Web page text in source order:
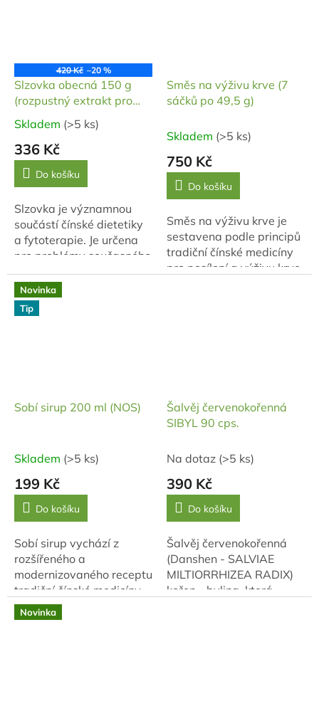
420 Kč –20 %
Slzovka obecná 150 g
(rozpustný extrakt pro
přípravu nápoje)
Průměrné
hodnocení
produktu
5,0
z
5
hvězdiček.
Skladem (>5 ks)
336 Kč
Do košíku
Slzovka je významnou
součástí čínské dietetiky
a fytoterapie. Je určena
pro problémy současného
člověka. Snižuje negativní
vliv nedostatku pohybu,
nadměrného sezení a
špatné...
Směs na výživu krve (7
sáčků po 49,5 g)
Skladem (>5 ks)
750 Kč
Do košíku
Směs na výživu krve je
sestavena podle principů
tradiční čínské medicíny
pro posílení a výživu krve
Novinka
Tip
Sobí sirup 200 ml (NOS)
Skladem (>5 ks)
199 Kč
Do košíku
Sobí sirup vychází z
rozšířeného a
modernizovaného receptu
tradiční čínské medicíny
Bi Yan Wan doplněného o
vitální houby Reishi a
Šalvěj červenokořenná
SIBYL 90 cps.
Na dotaz (>5 ks)
390 Kč
Do košíku
Šalvěj červenokořenná
(Danshen - SALVIAE
MILTIORRHIZEA RADIX)
kořen - bylina, která
Novinka